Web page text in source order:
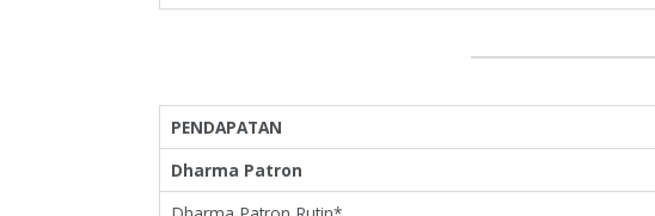
PENDAPATAN
Dharma Patron